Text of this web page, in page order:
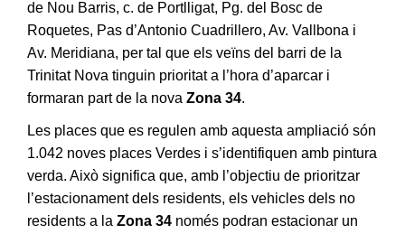
de Nou Barris, c. de Portlligat, Pg. del Bosc de
Roquetes, Pas d’Antonio Cuadrillero, Av. Vallbona i
Av. Meridiana, per tal que els veïns del barri de la
Trinitat Nova tinguin prioritat a l’hora d’aparcar i
formaran part de la nova Zona 34.
Les places que es regulen amb aquesta ampliació són
1.042 noves places Verdes i s’identifiquen amb pintura
verda. Això significa que, amb l’objectiu de prioritzar
l’estacionament dels residents, els vehicles dels no
residents a la Zona 34 només podran estacionar un